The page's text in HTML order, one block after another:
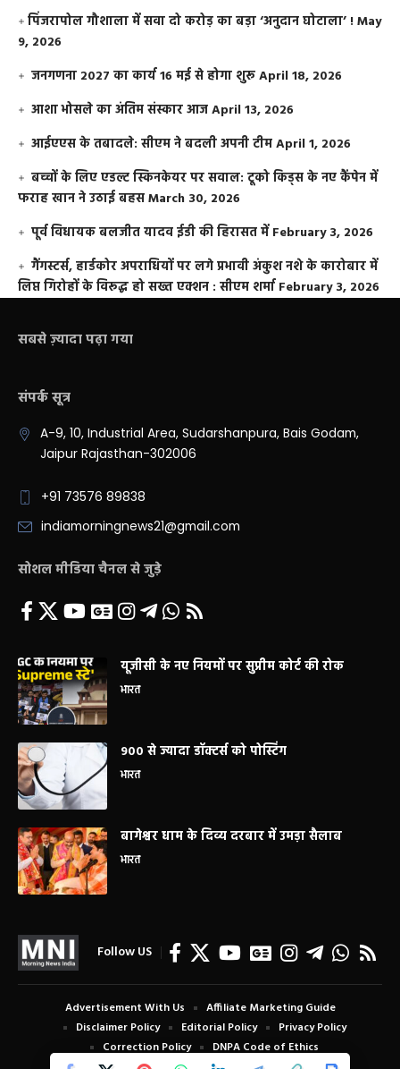
​पिंजरापोल गौशाला में सवा दो करोड़ का बड़ा ‘अनुदान घोटाला’ !May
9, 2026
जनगणना 2027 का कार्य 16 मई से होगा शुरूApril 18, 2026
आशा भोसले का अंतिम संस्कार आजApril 13, 2026
आईएएस के तबादले: सीएम ने बदली अपनी टीमApril 1, 2026
बच्चों के लिए एडल्ट स्किनकेयर पर सवाल: टूको किड्स के नए कैंपेन में
फराह खान ने उठाई बहसMarch 30, 2026
पूर्व विधायक बलजीत यादव ईडी की हिरासत में February 3, 2026
गैंगस्टर्स, हार्डकोर अपराधियों पर लगे प्रभावी अंकुश नशे के कारोबार में
लिप्त गिरोहों के विरूद्ध हो सख्त एक्शन : सीएम शर्मा February 3, 2026
सबसे ज़्यादा पढ़ा गया
संपर्क सूत्र
A-9, 10, Industrial Area, Sudarshanpura, Bais Godam,
Jaipur Rajasthan-302006
+91 73576 89838
indiamorningnews21@gmail.com
सोशल मीडिया चैनल से जुड़े
यूजीसी के नए नियमों पर सुप्रीम कोर्ट की रोक
भारत
900 से ज्यादा डॉक्टर्स को पोस्टिंग
भारत
बागेश्वर धाम के दिव्य दरबार में उमड़ा सैलाब
भारत
Follow US
Advertisement With Us
Affiliate Marketing Guide
Disclaimer Policy
Editorial Policy
Privacy Policy
Correction Policy
DNPA Code of Ethics